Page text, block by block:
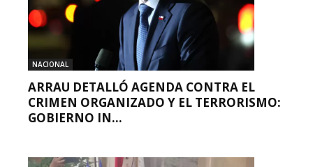
NACIONAL
ARRAU DETALLÓ AGENDA CONTRA EL
CRIMEN ORGANIZADO Y EL TERRORISMO:
GOBIERNO IN...